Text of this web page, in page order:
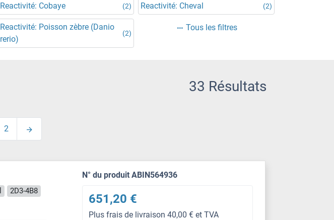
Reactivité: Cobaye (2) Reactivité: Cheval (2)
Reactivité: Poisson zèbre (Danio
rerio)
(2)
Tous les filtres
33 Résultats
2
2D3-4B8
N° du produit ABIN564936
651,20 €
Plus frais de livraison 40,00 € et TVA